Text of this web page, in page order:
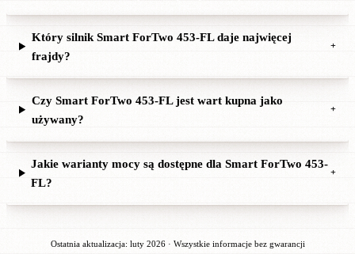
Który silnik Smart ForTwo 453-FL daje najwięcej
frajdy?
+
Czy Smart ForTwo 453-FL jest wart kupna jako
używany?
+
Jakie warianty mocy są dostępne dla Smart ForTwo 453-
FL?
+
Ostatnia aktualizacja: luty 2026 · Wszystkie informacje bez gwarancji